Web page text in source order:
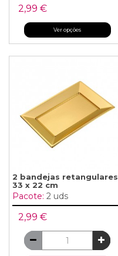
2,99 €
Ver opções
2 bandejas retangulares
33 x 22 cm
Pacote: 2 uds
2,99 €